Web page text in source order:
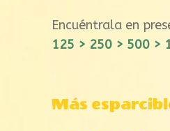
Encuéntrala en
125 > 250 > 500 >
Más